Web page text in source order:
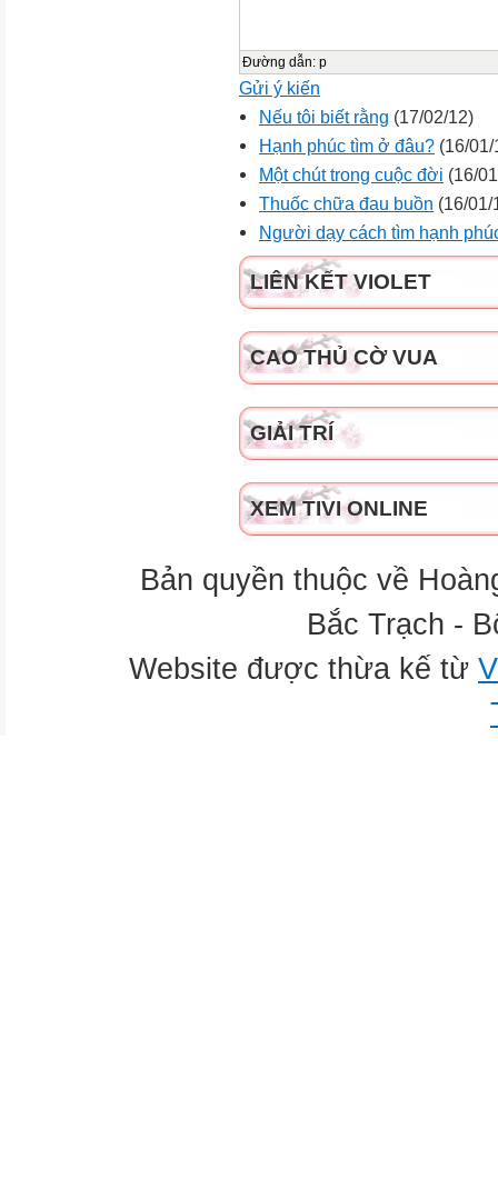
Đường dẫn: p
Gửi ý kiến
Nếu tôi biết rằng (17/02/12)
Hạnh phúc tìm ở đâu? (16/01/
Một chút trong cuộc đời (16/
Thuốc chữa đau buồn (16/01/
Người dạy cách tìm hạnh
LIÊN KẾT VIOLET
CAO THỦ CỜ VUA
GIẢI TRÍ
XEM TIVI ONLINE
Bản quyền thuộc về
Bắc Trạch -
Website được thừa kế từ